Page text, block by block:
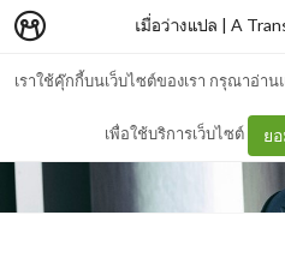
เราใช้คุ๊กกี้บนเว็บไซต์ของเรา กรุณาอ่า
เพื่อใช้บริการเว็บไซต์ ย